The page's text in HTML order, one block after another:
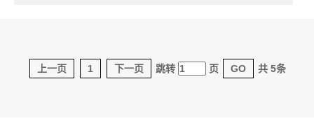
上一页 1 下一页 跳转 页 GO 共 5条